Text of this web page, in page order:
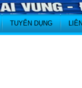
TUYỂN DỤNG